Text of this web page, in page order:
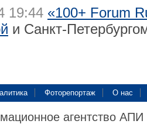
19:44 «100+ Forum
и Санкт-
Фоторепортаж О нас
агентство